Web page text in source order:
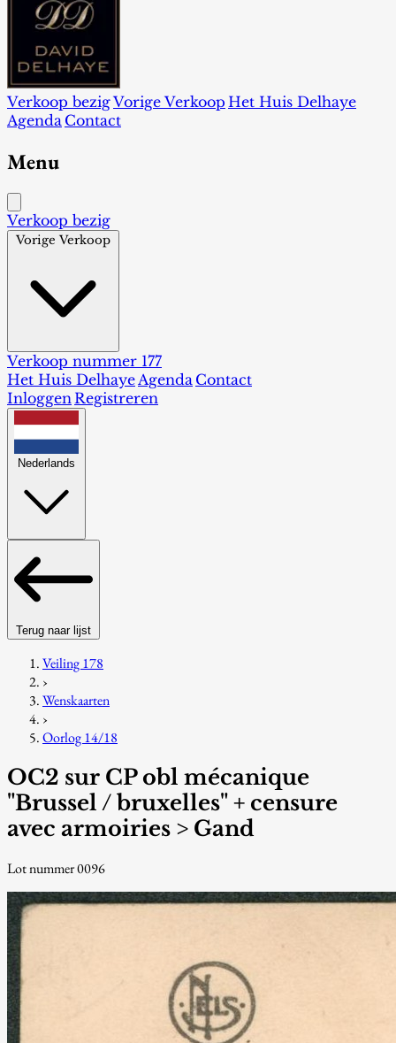
Verkoop bezigVorige Verkoop Het Huis Delhaye
Agenda Contact
Menu
Verkoop bezig
Vorige Verkoop
Verkoop nummer 177
Het Huis DelhayeAgenda Contact
InloggenRegistreren
Nederlands
Terug naar lijst
Veiling 178
›
Wenskaarten
›
Oorlog 14/18
OC2 sur CP obl mécanique
"Brussel / bruxelles" + censure
avec armoiries > Gand
Lot nummer 0096